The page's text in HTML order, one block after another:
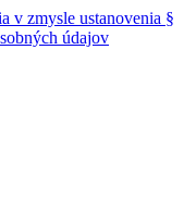
v zmysle ustanovenia §
údajov